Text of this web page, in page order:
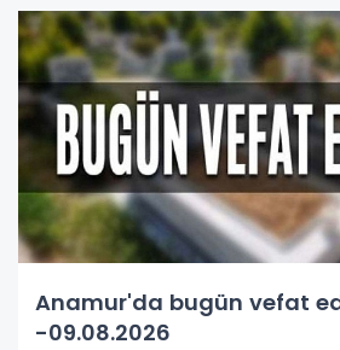
Anamur'da bugün vefat
-09.08.2026